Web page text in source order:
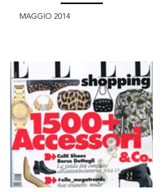
MAGGIO 2014